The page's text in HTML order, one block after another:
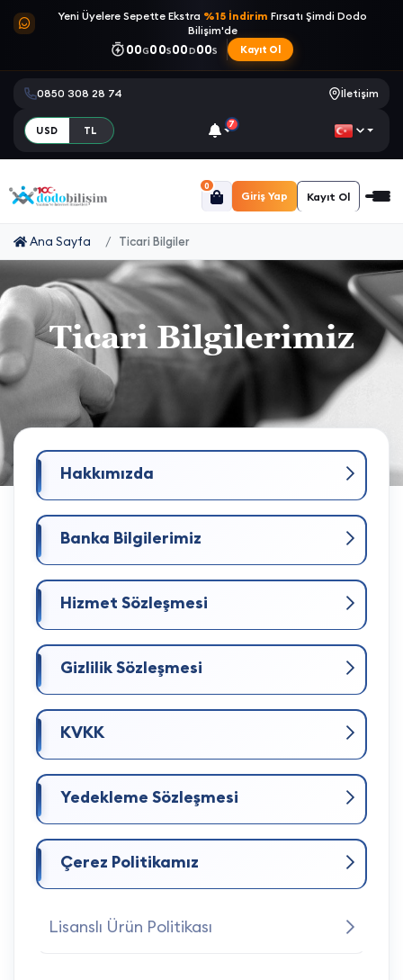
Yeni Üyelere Sepette Ekstra %15 İndirim Fırsatı Şimdi Dodo
Bilişim'de
00G00S00D00S Kayıt Ol
0850 308 28 74 İletişim
USD TL
7
0
Giriş Yap Kayıt Ol
Ana Sayfa Ticari Bilgiler
Ticari Bilgilerimiz
Hakkımızda
Banka Bilgilerimiz
Hizmet Sözleşmesi
Gizlilik Sözleşmesi
KVKK
Yedekleme Sözleşmesi
Çerez Politikamız
Lisanslı Ürün Politikası